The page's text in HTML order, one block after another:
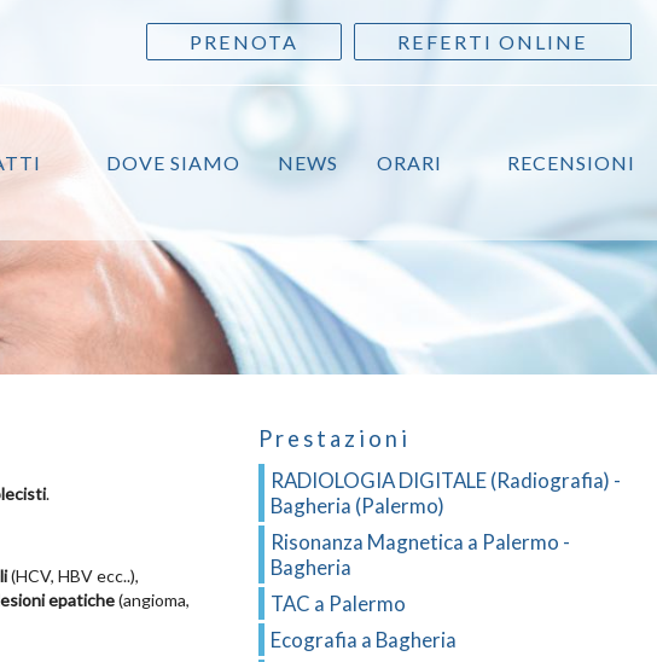
REFERTI ONLINE
PRENOTA
DOVE SIAMO NEWS ORARI RECENSIONI
.
(HCV, HBV ecc..),
epatiche(angioma,
Prestazioni
RADIOLOGIA DIGITALE (Radiografia) -
Bagheria (Palermo)
Risonanza Magnetica a Palermo -
Bagheria
TAC a Palermo
Ecografia a Bagheria